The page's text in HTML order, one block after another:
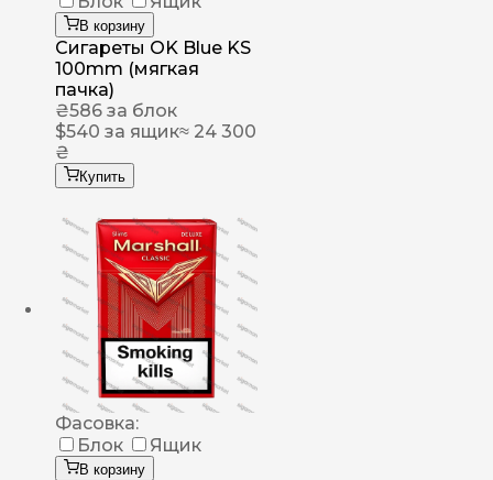
В корзину
Сигареты OK Blue KS
100mm (мягкая
пачка)
₴586 за блок
$540 за ящик≈ 24 300
₴
Купить
Фасовка:
Блок
Ящик
В корзину